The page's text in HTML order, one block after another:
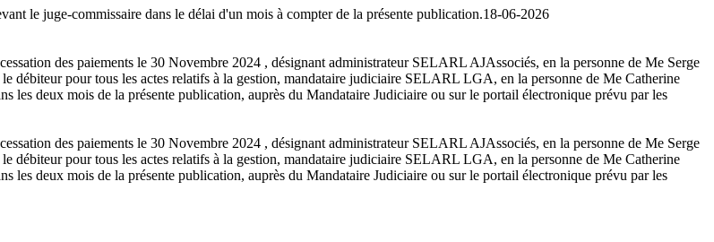
le juge-commissaire dans le délai d'un mois à compter de la présente publication.18-06-2026
des paiements le 30 Novembre 2024 , désignant administrateur SELARL AJAssociés, en la personne de Me Serge
débiteur pour tous les actes relatifs à la gestion, mandataire judiciaire SELARL LGA, en la personne de Me Catherine
les deux mois de la présente publication, auprès du Mandataire Judiciaire ou sur le portail électronique prévu par les
des paiements le 30 Novembre 2024 , désignant administrateur SELARL AJAssociés, en la personne de Me Serge
débiteur pour tous les actes relatifs à la gestion, mandataire judiciaire SELARL LGA, en la personne de Me Catherine
les deux mois de la présente publication, auprès du Mandataire Judiciaire ou sur le portail électronique prévu par les